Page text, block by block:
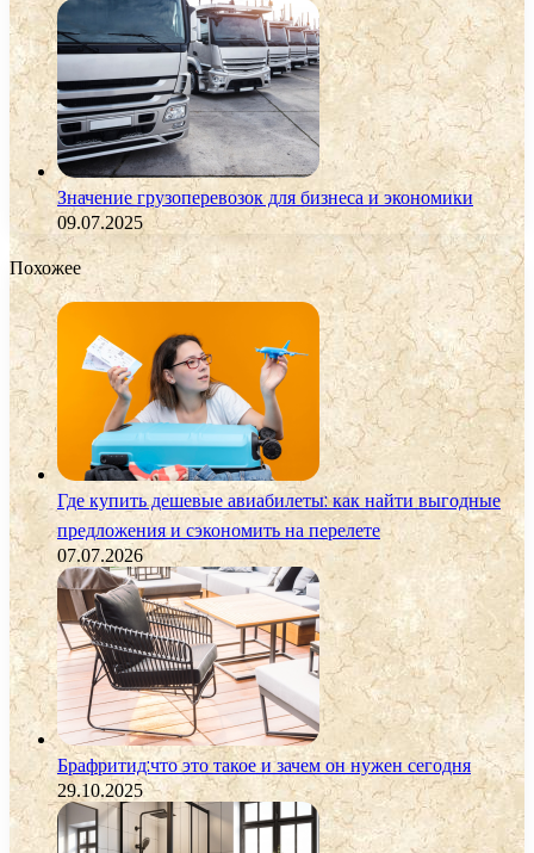
Значение грузоперевозок для бизнеса и экономики
09.07.2025
Похожее
Где купить дешевые авиабилеты: как найти выгодные
предложения и сэкономить на перелете
07.07.2026
Брафритид:что это такое и зачем он нужен сегодня
29.10.2025